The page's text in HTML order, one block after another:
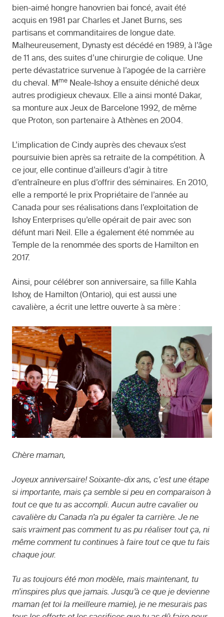
bien-aimé hongre hanovrien bai foncé, avait été
acquis en 1981 par Charles et Janet Burns, ses
partisans et commanditaires de longue date.
Malheureusement, Dynasty est décédé en 1989, à l’âge
de 11 ans, des suites d’une chirurgie de colique. Une
perte dévastatrice survenue à l’apogée de la carrière
du cheval. M me Neale-Ishoy a ensuite déniché deux
autres prodigieux chevaux. Elle a ainsi monté Dakar,
sa monture aux Jeux de Barcelone 1992, de même
que Proton, son partenaire à Athènes en 2004.
L’implication de Cindy auprès des chevaux s’est
poursuivie bien après sa retraite de la compétition. À
ce jour, elle continue d’ailleurs d’agir à titre
d’entraîneure en plus d’offrir des séminaires. En 2010,
elle a remporté le prix Propriétaire de l’année au
Canada pour ses réalisations dans l’exploitation de
Ishoy Enterprises qu’elle opérait de pair avec son
défunt mari Neil. Elle a également été nommée au
Temple de la renommée des sports de Hamilton en
2017.
Ainsi, pour célébrer son anniversaire, sa fille Kahla
Ishoy, de Hamilton (Ontario), qui est aussi une
cavalière, a écrit une lettre ouverte à sa mère :
Chère maman,
Joyeux anniversaire! Soixante-dix ans, c’est une étape
si importante, mais ça semble si peu en comparaison à
tout ce que tu as accompli. Aucun autre cavalier ou
cavalière du Canada n’a pu égaler ta carrière. Je ne
sais vraiment pas comment tu as pu réaliser tout ça, ni
même comment tu continues à faire tout ce que tu fais
chaque jour.
Tu as toujours été mon modèle, mais maintenant, tu
m’inspires plus que jamais. Jusqu’à ce que je devienne
maman (et toi la meilleure mamie), je ne mesurais pas